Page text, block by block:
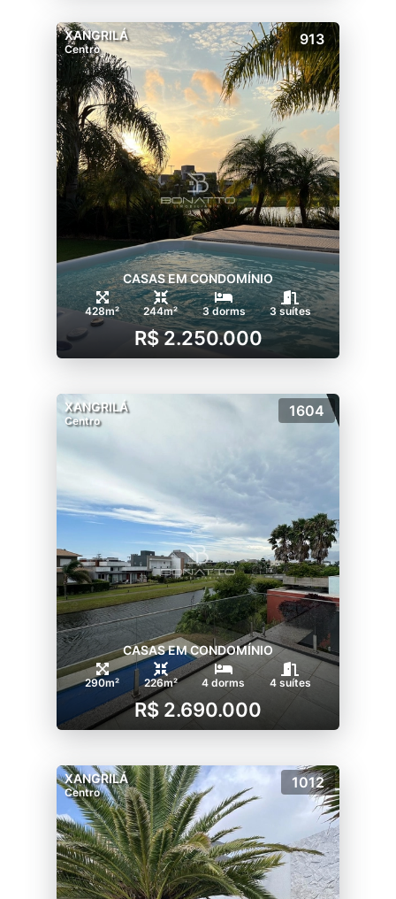
XANGRILÁ
Centro
913
CASAS EM CONDOMÍNIO
428m² 244m² 3 dorms 3 suítes
R$ 2.250.000
XANGRILÁ
Centro
1604
CASAS EM CONDOMÍNIO
290m² 226m² 4 dorms 4 suítes
R$ 2.690.000
XANGRILÁ
Centro
1012